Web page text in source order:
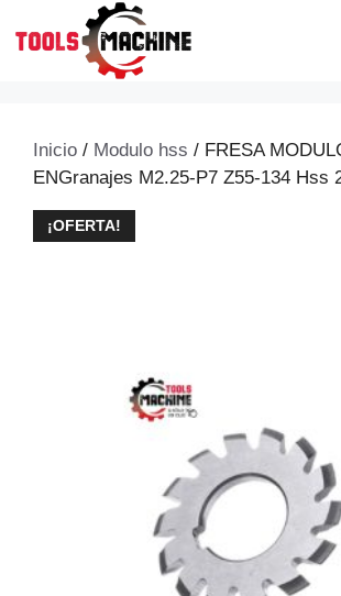
Inicio / Modulo hss / FRESA
ENGranajes M2.25-P7 Z55-134 Hss
¡OFERTA!